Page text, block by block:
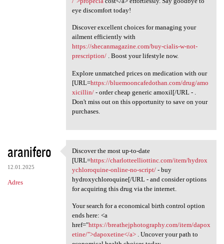
eye discomfort today!
Discover excellent choices for managing your
ailment efficiently with
https://shecanmagazine.com/buy-cialis-w-not-
prescription/. Boost your lifestyle now.
Explore unmatched prices on medication with our
[URL=https://bluemooncafedothan.com/drug/amo
xicillin/- order cheap generic amoxil[/URL - .
Don't miss out on this opportunity to save on your
purchases.
aranifero
12.01.2025
Adres
Discover the most up-to-date
Discover the most up-to-date
[URL=https://charlotteelliottinc.com/item/hydrox
ychloroquine-online-no-script/- buy
hydroxychloroquine[/URL - and consider options
for acquiring this drug via the internet.
Your search for a economical birth control option
ends here: <a
href="https://breathejphotography.com/item/dapox
etine/">dapoxetine</a>. Uncover your path to